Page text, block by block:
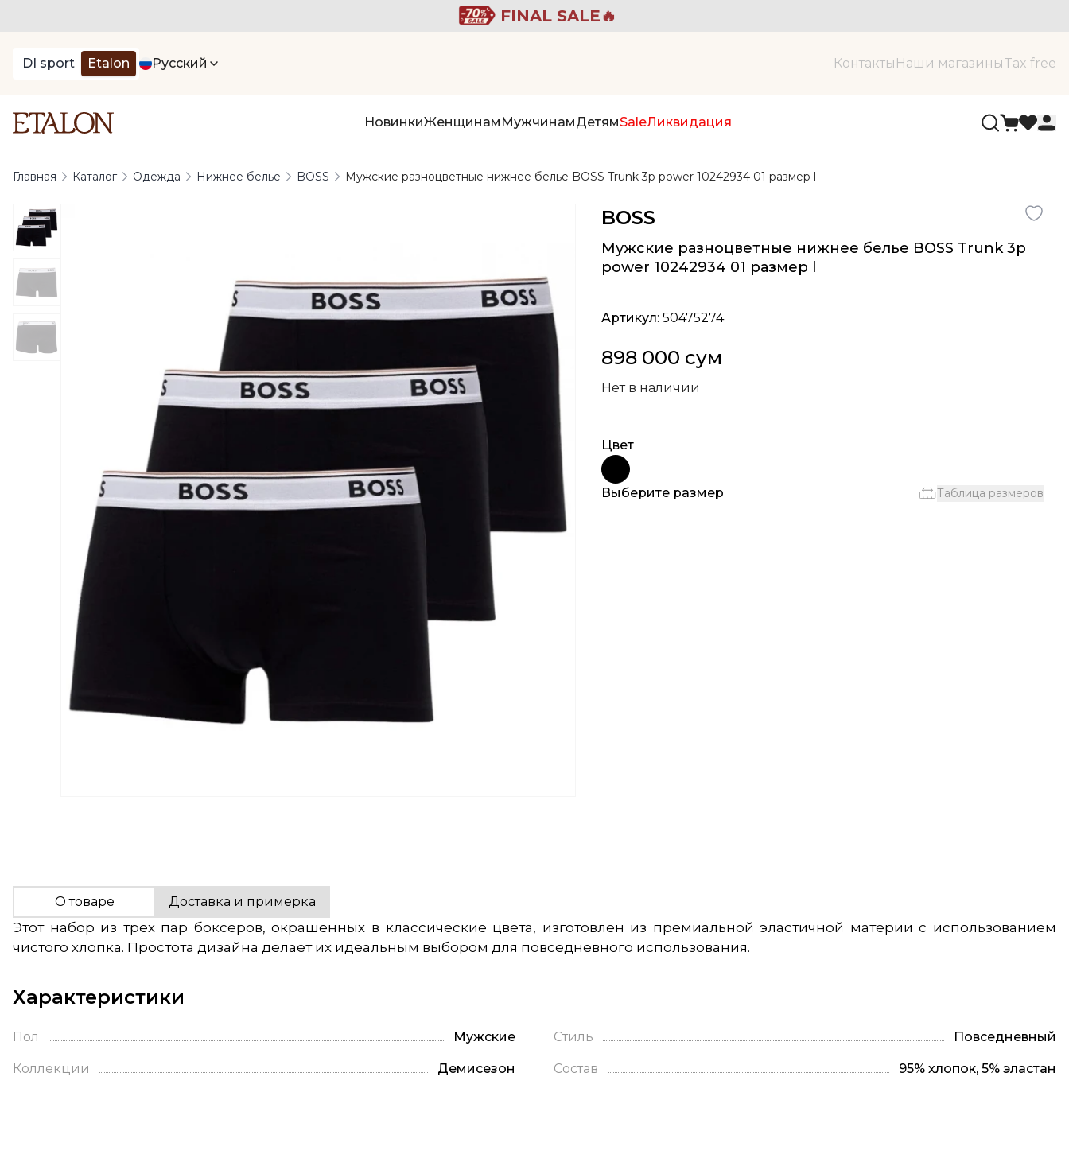
FINAL SALE🔥
DI sport Etalon Русский Контакты Наши магазиныTax free
НовинкиЖенщинам МужчинамДетямSaleЛиквидация
Главная Каталог Одежда Нижнее белье BOSS Мужские разноцветные нижнее белье BOSS Trunk 3p power 10242934 01 размер l
BOSS
Мужские разноцветные нижнее белье BOSS Trunk 3p
power 10242934 01 размер l
Артикул: 50475274
898 000 сум
Нет в наличии
Цвет
Выберите размер Таблица размеров
О товаре Доставка и примерка
Этот набор из трех пар боксеров, окрашенных в классические цвета, изготовлен из премиальной эластичной материи с использованием
чистого хлопка. Простота дизайна делает их идеальным выбором для повседневного использования.
Характеристики
Пол Мужские Стиль Повседневный
Коллекции Демисезон Состав 95% хлопок, 5% эластан